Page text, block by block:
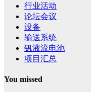
行业活动
论坛会议
设备
输送系统
钒液流电池
项目汇总
You missed